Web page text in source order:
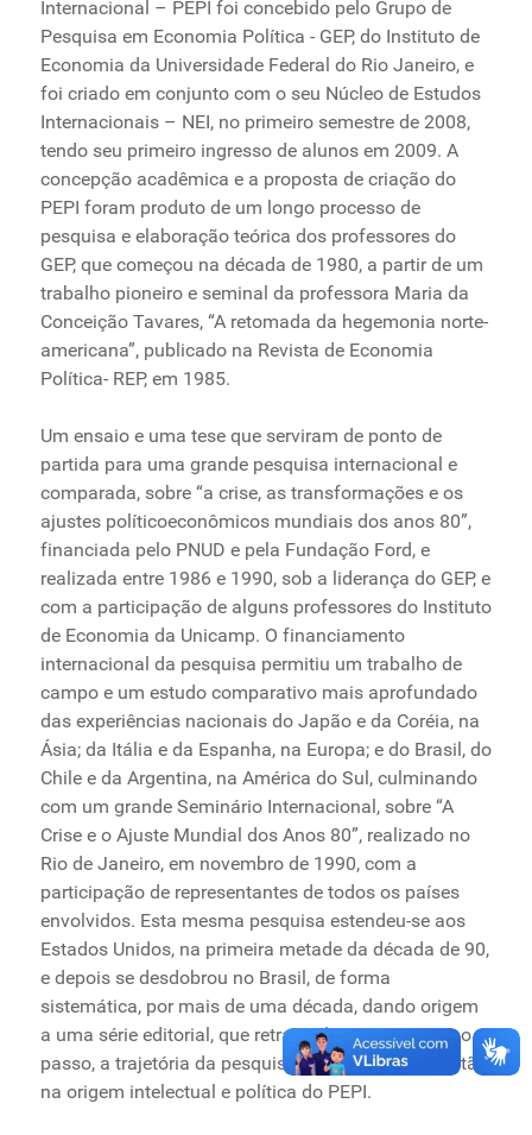
Ministério da Ciência, Tecnologia, Inovações e
Comunicações
Ministério do Meio Ambiente
Ministério do Turismo
Ministério do Desenvolvimento Regional
Controladoria-Geral da União
Ministério da Mulher, da Família e dos Direitos Humanos
Secretaria-Geral
Secretaria de Governo
Gabinete de Segurança Institucional
Advocacia-Geral da União
Internacional – PEPI foi concebido pelo Grupo de
Pesquisa em Economia Política - GEP, do Instituto de
Economia da Universidade Federal do Rio Janeiro, e
foi criado em conjunto com o seu Núcleo de Estudos
Internacionais – NEI, no primeiro semestre de 2008,
tendo seu primeiro ingresso de alunos em 2009. A
concepção acadêmica e a proposta de criação do
PEPI foram produto de um longo processo de
pesquisa e elaboração teórica dos professores do
GEP, que começou na década de 1980, a partir de um
trabalho pioneiro e seminal da professora Maria da
Conceição Tavares, “A retomada da hegemonia norte-
americana”, publicado na Revista de Economia
Política- REP, em 1985.
Um ensaio e uma tese que serviram de ponto de
partida para uma grande pesquisa internacional e
comparada, sobre “a crise, as transformações e os
ajustes políticoeconômicos mundiais dos anos 80”,
financiada pelo PNUD e pela Fundação Ford, e
realizada entre 1986 e 1990, sob a liderança do GEP, e
com a participação de alguns professores do Instituto
de Economia da Unicamp. O financiamento
internacional da pesquisa permitiu um trabalho de
campo e um estudo comparativo mais aprofundado
das experiências nacionais do Japão e da Coréia, na
Ásia; da Itália e da Espanha, na Europa; e do Brasil, do
Chile e da Argentina, na América do Sul, culminando
com um grande Seminário Internacional, sobre “A
Crise e o Ajuste Mundial dos Anos 80”, realizado no
Rio de Janeiro, em novembro de 1990, com a
participação de representantes de todos os países
envolvidos. Esta mesma pesquisa estendeu-se aos
Estados Unidos, na primeira metade da década de 90,
e depois se desdobrou no Brasil, de forma
sistemática, por mais de uma década, dando origem
a uma série editorial, que retrata plenamente, passo a
passo, a trajetória da pesquisa e das ideias que estão
na origem intelectual e política do PEPI.